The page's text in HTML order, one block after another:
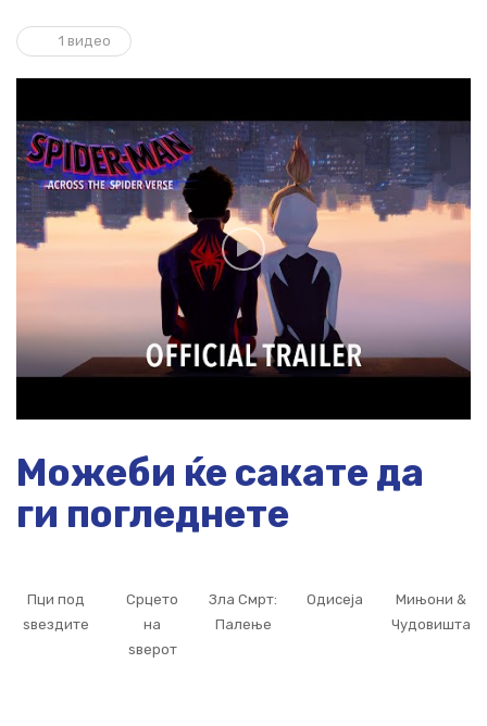
1 видео
Можеби ќе сакате да
ги погледнете
Пци под
ѕвездите
Срцето
на
ѕверот
Зла Смрт:
Палење
Одисеја
Мињони &
Чудовишта